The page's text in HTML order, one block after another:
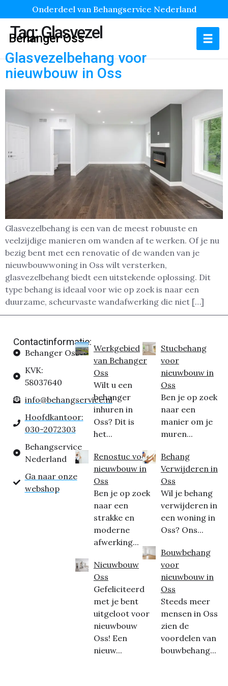
Onderdeel van Behangservice Nederland
Behanger Oss
Tag:Glasvezel
Glasvezelbehang voor
nieuwbouw in Oss
Glasvezelbehang is een van de meest robuuste en
veelzijdige manieren om wanden af te werken. Of je nu
bezig bent met een renovatie of de wanden van je
nieuwbouwwoning in Oss wilt versterken,
glasvezelbehang biedt een uitstekende oplossing. Dit
type behang is ideaal voor wie op zoek is naar een
duurzame, scheurvaste wandafwerking die niet […]
Contactinformatie:
Behanger Oss
KVK:
58037640
info@behangservice.nl
Hoofdkantoor:
030-2072303
Behangservice
Nederland
Ga naar onze
webshop
Werkgebied
van Behanger
Oss
Wilt u een
behanger
inhuren in
Oss? Dit is
het...
Renostuc voor
nieuwbouw in
Oss
Ben je op zoek
naar een
strakke en
moderne
afwerking...
Nieuwbouw
Oss
Gefeliciteerd
met je bent
uitgeloot voor
nieuwbouw
Oss! Een
nieuw...
Stucbehang
voor
nieuwbouw in
Oss
Ben je op zoek
naar een
manier om je
muren...
Behang
Verwijderen in
Oss
Wil je behang
verwijderen in
een woning in
Oss? Ons...
Bouwbehang
voor
nieuwbouw in
Oss
Steeds meer
mensen in Oss
zien de
voordelen van
bouwbehang...